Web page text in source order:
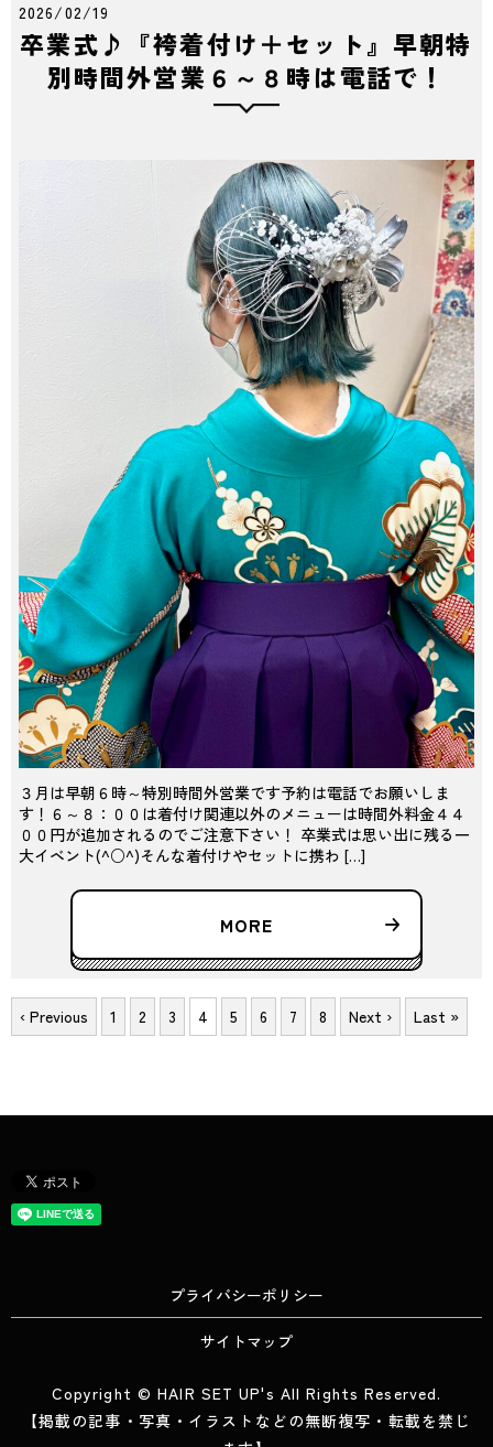
2026/02/19
卒業式♪『袴着付け＋セット』早朝特
別時間外営業６～８時は電話で！
３月は早朝６時～特別時間外営業です予約は電話でお願いしま
す！６～８：００は着付け関連以外のメニューは時間外料金４４
００円が追加されるのでご注意下さい！ 卒業式は思い出に残る一
大イベント(^○^)そんな着付けやセットに携わ […]
MORE
‹ Previous 1 2 3 4 5 6 7 8 Next › Last »
プライバシーポリシー
サイトマップ
Copyright © HAIR SET UP's All Rights Reserved.
【掲載の記事・写真・イラストなどの無断複写・転載を禁じ